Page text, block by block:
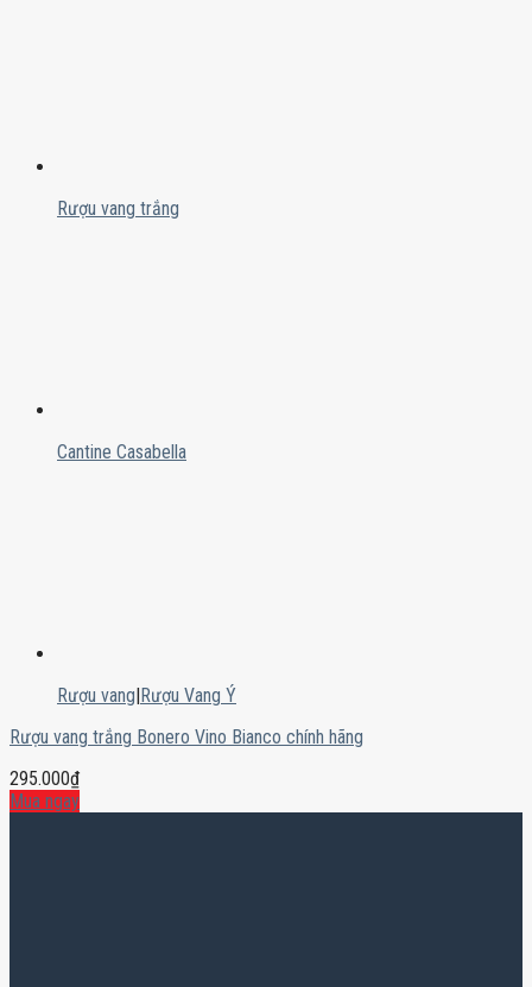
Rượu vang trắng
Cantine Casabella
Rượu vang|Rượu Vang Ý
Rượu vang trắng Bonero Vino Bianco chính hãng
295.000₫
Mua ngay